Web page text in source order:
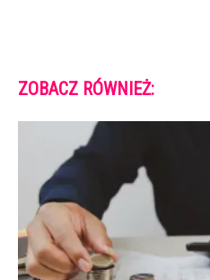
ZOBACZ RÓWNIEŻ: